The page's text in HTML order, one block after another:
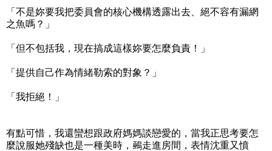
「不是妳要我把委員會的核心機構透露出去、絕不容有漏網
之魚嗎？」
「但不包括我，現在搞成這樣妳要怎麼負責！」
「提供自己作為情緒勒索的對象？」
「我拒絕！」
有點可惜，我還蠻想跟政府媽媽談戀愛的，當我正思考要怎
麼說服她殘缺也是一種美時，鵐走進房間，表情沈重又憤